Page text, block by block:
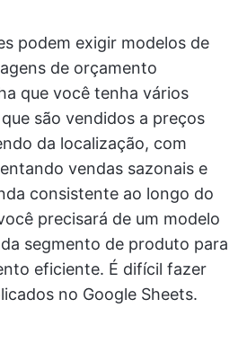
podem exigir modelos de
de orçamento
que você tenha vários
são vendidos a preços
da localização, com
vendas sazonais e
consistente ao longo do
precisará de um modelo
segmento de produto para
eficiente. É difícil fazer
no Google Sheets.